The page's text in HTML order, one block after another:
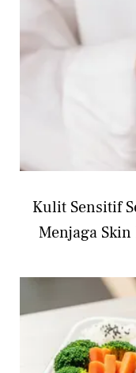
Kulit Sensitif
Menjaga